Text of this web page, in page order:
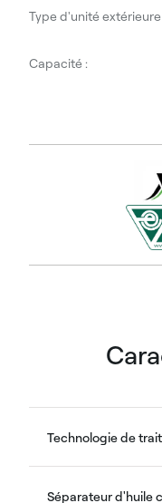
Type d'unité extérieure
Capacité :
Technologie de
Séparateur d'huile